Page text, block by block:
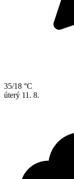
35/18 °C
úterý 11. 8.